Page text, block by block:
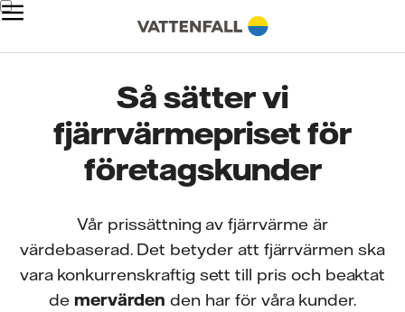
Så sätter vi
fjärrvärmepriset för
företagskunder
Vår prissättning av fjärrvärme är
värdebaserad. Det betyder att fjärrvärmen ska
vara konkurrenskraftig sett till pris och beaktat
de mervärden den har för våra kunder.